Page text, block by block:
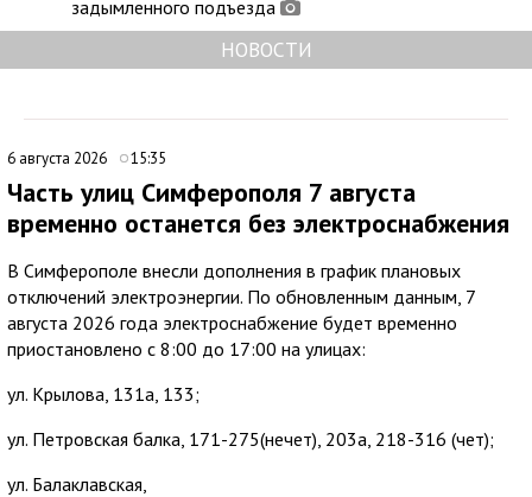
задымленного подъезда
НОВОСТИ
6 августа 2026 15:35
Часть улиц Симферополя 7 августа
временно останется без электроснабжения
В Симферополе внесли дополнения в график плановых
отключений электроэнергии. По обновленным данным, 7
августа 2026 года электроснабжение будет временно
приостановлено с 8:00 до 17:00 на улицах:
ул. Крылова, 131а, 133;
ул. Петровская балка, 171-275(нечет), 203а, 218-316 (чет);
ул. Балаклавская,